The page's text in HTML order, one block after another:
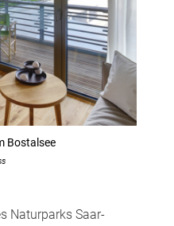
Bostalsee
Naturparks Saar-